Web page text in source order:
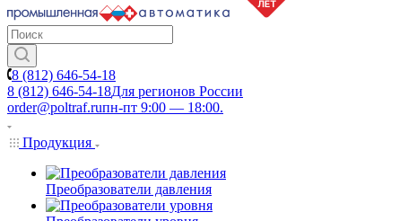
8 (812) 646-54-18
8 (812) 646-54-18Для регионов России
order@poltraf.ruпн-пт 9:00 — 18:00.
Продукция
Преобразователи давления